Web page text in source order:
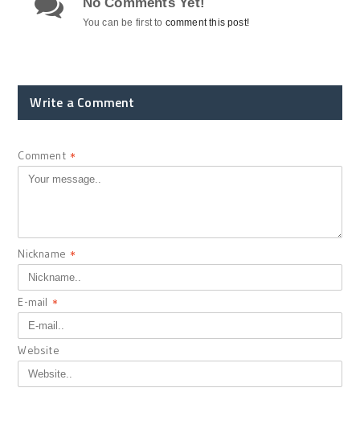
You can be first to comment this post!
Write a Comment
Comment *
Nickname *
E-mail *
Website